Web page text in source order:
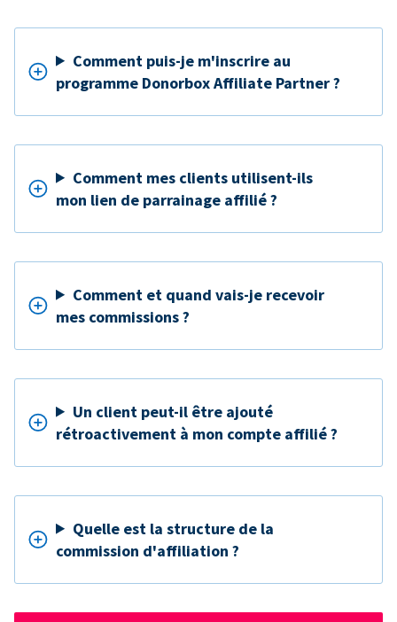
Comment puis-je m'inscrire au
programme Donorbox Affiliate Partner ?
Comment mes clients utilisent-ils
mon lien de parrainage affilié ?
Comment et quand vais-je recevoir
mes commissions ?
Un client peut-il être ajouté
rétroactivement à mon compte affilié ?
Quelle est la structure de la
commission d'affiliation ?